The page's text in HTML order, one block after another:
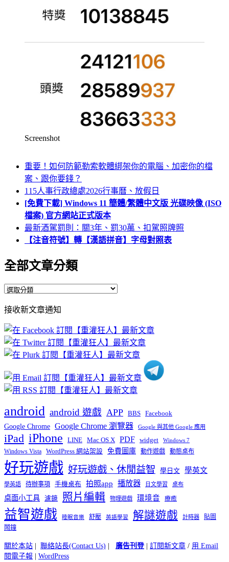
Screenshot
重要！如何防範勒索軟體綁架你的電腦、加密你的檔
案、跟你要錢？
115人事行政總處2026行事曆、放假日
[免費下載] Windows 11 簡體/繁體中文版 光碟映像 (ISO
檔案) 官方網站正式版本
最新酒駕罰則：關3年、罰30萬、扣駕照牌照
【注音符號】轉【漢語拼音】字母對照表
全部文章分類
全
文
章
分
類
接收新文章通知
android android 遊戲 APP BBS Facebook
Google Chrome Google Chrome 瀏覽器 Google 與其他 Google 應用
iPad iPhone LINE Mac OS X PDF widget Windows 7
Windows Vista WordPress 網站架設 免費圖庫 動作遊戲 動態桌布
好玩遊戲 好玩遊戲、休閒益智 學日文 學英文
學英語 待辦事項 手機桌布 拍照app 播放器 日文學習 桌布
桌面小工具 濾鏡 照片編輯 物理遊戲 環境音 療癒
益智遊戲 睡眠音樂 舒壓 英語學習 解謎遊戲 計時器
貼圖
鬧鐘
關於本站 聯絡站長(Contact Us) 廣告刊登| 訂閱新文章 / 用 Email
閱電子報
WordPress